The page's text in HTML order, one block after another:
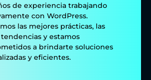
de experiencia trabajando
con WordPress.
las mejores prácticas, las
y estamos
a brindarte soluciones
y eficientes.